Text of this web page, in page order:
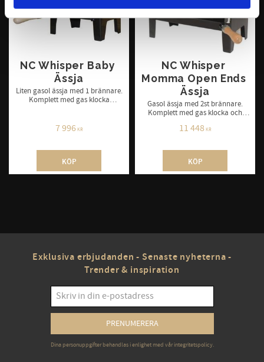
NC Whisper Baby
Ässja
Liten gasol ässja med 1 brännare.
Komplett med gas klocka
7 996KR
KÖP
NC Whisper
Momma Open Ends
Ässja
Gasol ässja med 2st brännare.
Komplett med gas klocka och
för genomstick av t.ex. en järn
11 448KR
KÖP
Exklusiva erbjudanden - Senaste nyheterna -
Trender & inspiration
PRENUMERERA
Dina personuppgifter behandlas i enlighet med vårintegritetspolicy.